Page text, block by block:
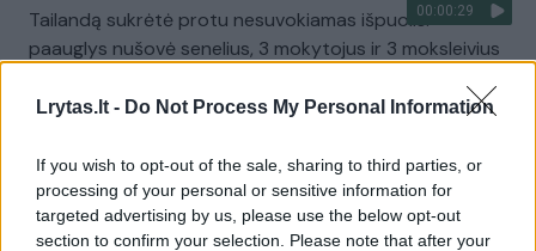
Lrytas.lt - Do Not Process My Personal Information
If you wish to opt-out of the sale, sharing to third parties, or
processing of your personal or sensitive information for
targeted advertising by us, please use the below opt-out
section to confirm your selection. Please note that after your
00:00:29
Tailandą sukrėtė protu nesuvokiamas išpuolis:
paauglys nušovė senelius, 3 mokytojus ir 3 moksleivius
00:02:08
Aukštaitijos pučiamųjų orkestras Nyderlanduose
apgynė čempionų vardą
Žinios | Lietuvos diena